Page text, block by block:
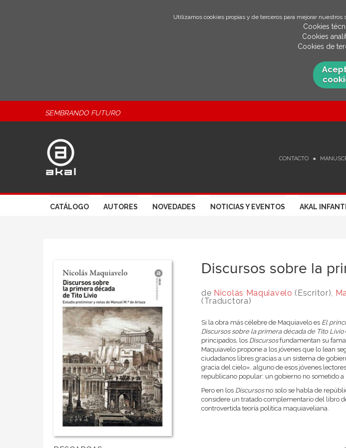
Utilizamos cookies propias y de terceros para mejorar
Cookies
Cookies
Cookies de
SEMBRANDO FUTURO
CONTACTO
CATÁLOGO AUTORES NOVEDADES NOTICIAS Y EVENTOS AKAL
Discursos sobre la
de Nicolás Maquiavelo (Escritor),
(Traductora)
Si la obra más célebre de Maquiavelo es El
Discursos sobre la primera década de Tito Livio
principados, los Discursosfundamentan su
Maquiavelo propone a los jóvenes que lo lean
ciudadanos libres gracias a un sistema de
gracia del cielo», alguno de esos jóvenes
republicano popular: un gobierno no sometido
Pero en los Discursos no solo se habla de
considere un tratado complementario del libro
controvertida teoría política maquiaveliana.